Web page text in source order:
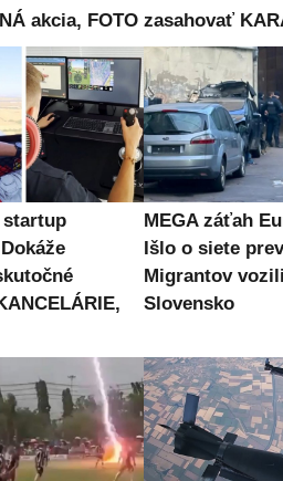
akcia, FOTO zasahovať
startup
MEGA záťah
Išlo o siete
Migrantov
Slovensko